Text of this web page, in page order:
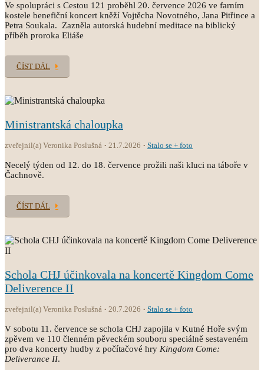
Ve spolupráci s Cestou 121 proběhl 20. července 2026 ve farním
kostele benefiční koncert kněží Vojtěcha Novotného, Jana Pitřince a
Petra Soukala. Zazněla autorská hudební meditace na biblický
příběh proroka Eliáše
ČÍST DÁL
Ministrantská chaloupka
zveřejnil(a) Veronika Poslušná 21.7.2026 Stalo se + foto
Necelý týden od 12. do 18. července prožili naši kluci na táboře v
Čachnově.
ČÍST DÁL
Schola CHJ účinkovala na koncertě Kingdom Come
Deliverence II
zveřejnil(a) Veronika Poslušná 20.7.2026 Stalo se + foto
V sobotu 11. července se schola CHJ zapojila v Kutné Hoře svým
zpěvem ve 110 členném pěveckém souboru speciálně sestaveném
pro dva koncerty hudby z počítačové hry Kingdom Come:
Deliverance II.